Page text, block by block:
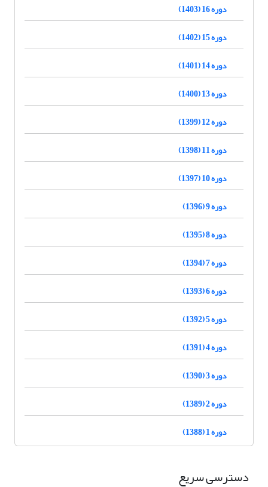
دوره 16 (1403)
دوره 15 (1402)
دوره 14 (1401)
دوره 13 (1400)
دوره 12 (1399)
دوره 11 (1398)
دوره 10 (1397)
دوره 9 (1396)
دوره 8 (1395)
دوره 7 (1394)
دوره 6 (1393)
دوره 5 (1392)
دوره 4 (1391)
دوره 3 (1390)
دوره 2 (1389)
دوره 1 (1388)
دسترسی سریع